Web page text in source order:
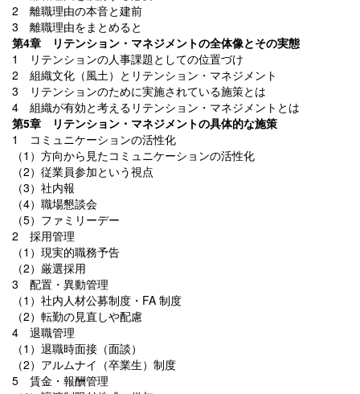
2 離職理由の本音と建前
3 離職理由をまとめると
第4章 リテンション・マネジメントの全体像とその実態
1 リテンションの人事課題としての位置づけ
2 組織文化（風土）とリテンション・マネジメント
3 リテンションのために実施されている施策とは
4 組織が有効と考えるリテンション・マネジメントとは
第5章 リテンション・マネジメントの具体的な施策
1 コミュニケーションの活性化
（1）方向から見たコミュニケーションの活性化
（2）従業員参加という視点
（3）社内報
（4）職場懇談会
（5）ファミリーデー
2 採用管理
（1）現実的職務予告
（2）厳選採用
3 配置・異動管理
（1）社内人材公募制度・FA 制度
（2）転勤の見直しや配慮
4 退職管理
（1）退職時面接（面談）
（2）アルムナイ（卒業生）制度
5 賃金・報酬管理